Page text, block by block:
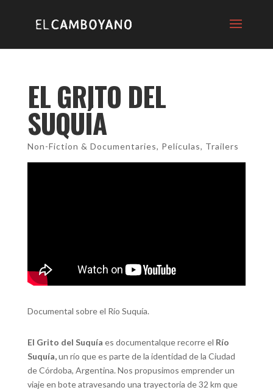
EL GRITO DEL
SUQUÍA
Non-Fiction & Documentaries, Películas, Trailers
Documental sobre el Río Suquía.
El Grito del Suquía es documentalque recorre el Río
Suquía,un río que es parte de la identidad de la Ciudad
de Córdoba, Argentina. Nos propusimos emprender un
viaje en bote atravesando una trayectoria de 32 km que